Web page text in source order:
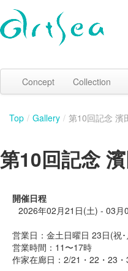
Concept Collection
Top / Gallery / 第10回記念 濱
第10回記念
開催日程
2026年02月21日(土) - 03月
営業日：金土日曜日 23日(祝･
営業時間：11〜17時
作家在廊日：2/21・22・23